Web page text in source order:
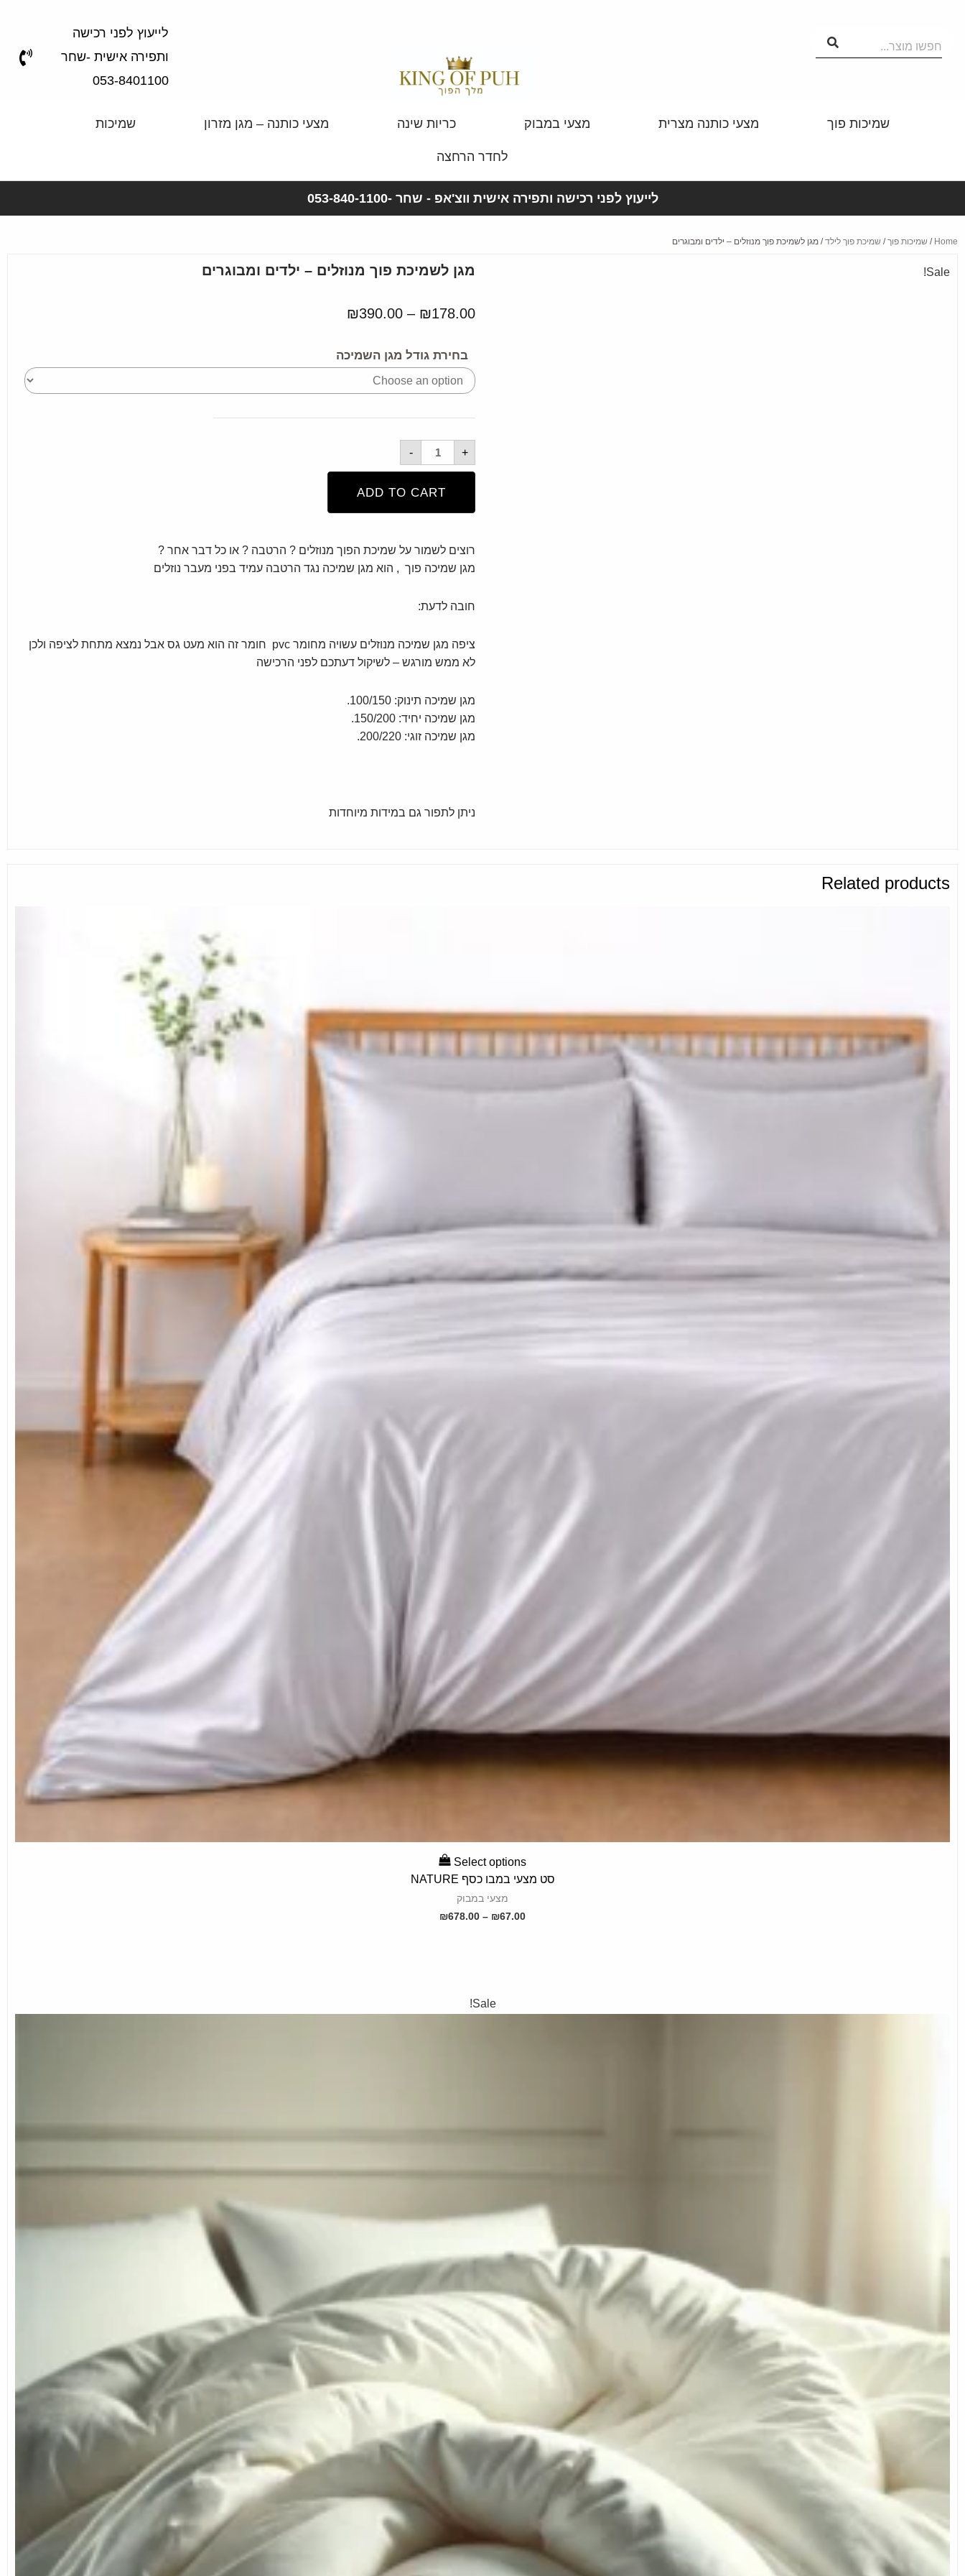
חפשו מוצר...
לייעוץ לפני רכישה
ותפירה אישית -שחר
053-8401100
שמיכות פוך מצעי כותנה מצרית מצעי במבוק כריות שינה מצעי כותנה – מגן מזרון שמיכות
לחדר הרחצה
לייעוץ לפני רכישה ותפירה אישית ווצ'אפ - שחר -053-840-1100
Home
/ שמיכות פוך/ שמיכת פוך לילד/ מגן לשמיכת פוך מנוזלים – ילדים ומבוגרים
Sale! מגן לשמיכת פוך מנוזלים – ילדים ומבוגרים
₪178.00
–
₪390.00
בחירת גודל מגן השמיכה
- +
ADD TO CART
רוצים לשמור על שמיכת הפוך מנוזלים ? הרטבה ? או כל דבר אחר ?
מגן שמיכה פוך , הוא מגן שמיכה נגד הרטבה עמיד בפני מעבר נוזלים
חובה לדעת:
ציפה מגן שמיכה מנוזלים עשויה מחומר pvc חומר זה הוא מעט גס אבל נמצא מתחת לציפה ולכן
לא ממש מורגש – לשיקול דעתכם לפני הרכישה
מגן שמיכה תינוק: 100/150.
מגן שמיכה יחיד: 150/200.
מגן שמיכה זוגי: 200/220.
ניתן לתפור גם במידות מיוחדות
Related products
Select options
סט מצעי במבו כסף NATURE
מצעי במבוק
₪67.00
–
₪678.00
Sale!